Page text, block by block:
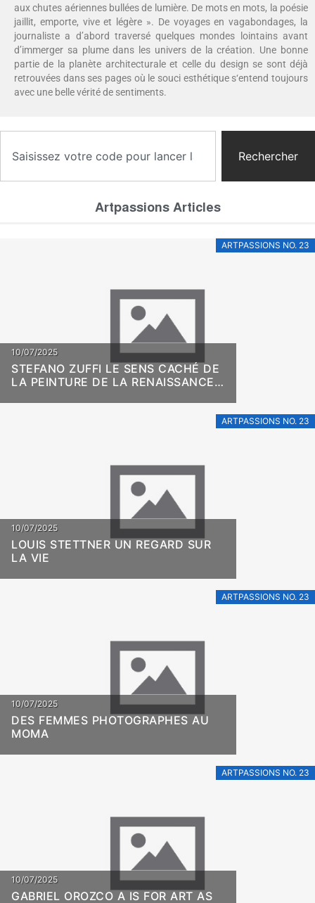
aux chutes aériennes bullées de lumière. De mots en mots, la poésie
jaillit, emporte, vive et légère ». De voyages en vagabondages, la
journaliste a d’abord traversé quelques mondes lointains avant
d’immerger sa plume dans les univers de la création. Une bonne
partie de la planète architecturale et celle du design se sont déjà
retrouvées dans ses pages où le souci esthétique s‘entend toujours
avec une belle vérité de sentiments.
Rechercher
Artpassions Articles
ARTPASSIONS NO. 23
10/07/2025
STEFANO ZUFFI LE SENS CACHÉ DE
LA PEINTURE DE LA RENAISSANCE
ARTPASSIONS NO. 23
10/07/2025
LOUIS STETTNER UN REGARD SUR
LA VIE
ARTPASSIONS NO. 23
10/07/2025
DES FEMMES PHOTOGRAPHES AU
MOMA
ARTPASSIONS NO. 23
10/07/2025
GABRIEL OROZCO A IS FOR ART AS